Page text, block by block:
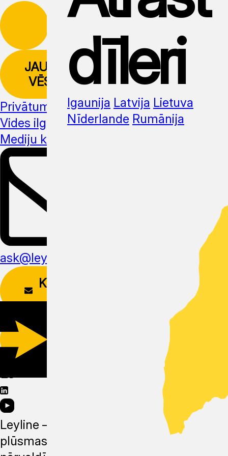
JAUNUMU
VĒSTULE
Privātuma politika
Vides ilgtspēja
Mediju komplekts
ask@leyline.li
KONTAKTU
Leyline —
plūsmas
dīleri
Igaunija Latvija Lietuva
Nīderlande Rumānija